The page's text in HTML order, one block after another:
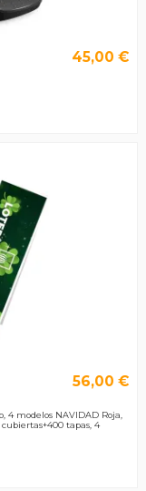
45,00 €
56,00 €
4 modelos NAVIDAD Roja,
tapas, 4